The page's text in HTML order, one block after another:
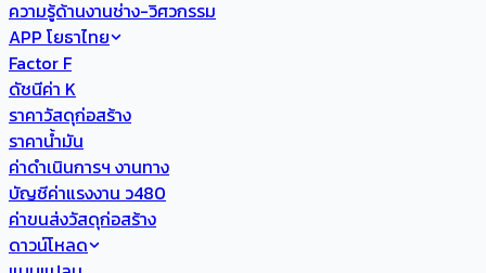
ความรู้ด้านงานช่าง-วิศวกรรม
APP โยธาไทย
Factor F
ดัชนีค่า K
ราคาวัสดุก่อสร้าง
ราคาน้ำมัน
ค่าดำเนินการฯ งานทาง
บัญชีค่าแรงงาน ว480
ค่าขนส่งวัสดุก่อสร้าง
ดาวน์โหลด